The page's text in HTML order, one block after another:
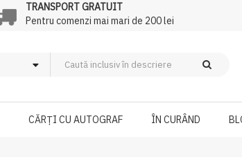
TRANSPORT GRATUIT
Pentru comenzi mai mari de 200 lei
CĂRȚI CU AUTOGRAF ÎN CURÂND